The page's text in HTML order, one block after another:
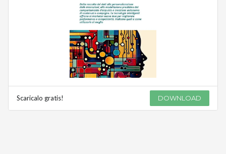
Scaricalo gratis! DOWNLOAD